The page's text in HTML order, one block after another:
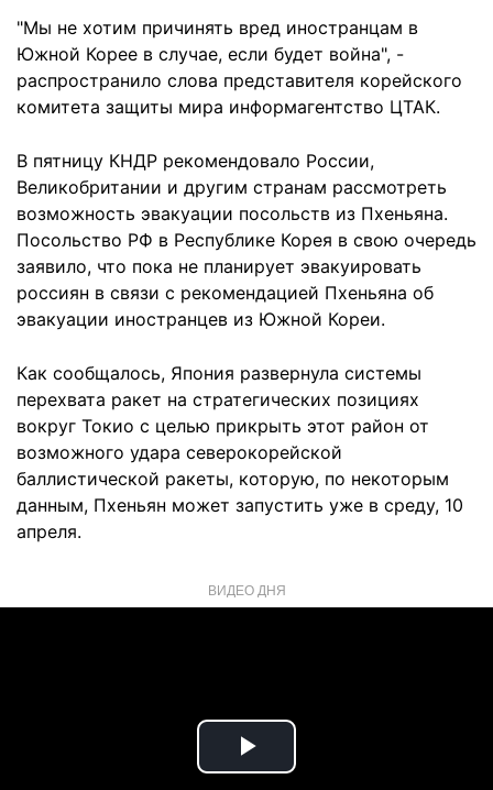
"Мы не хотим причинять вред иностранцам в
Южной Корее в случае, если будет война", -
распространило слова представителя корейского
комитета защиты мира информагентство ЦТАК.
В пятницу КНДР рекомендовало России,
Великобритании и другим странам рассмотреть
возможность эвакуации посольств из Пхеньяна.
Посольство РФ в Республике Корея в свою очередь
заявило, что пока не планирует эвакуировать
россиян в связи с рекомендацией Пхеньяна об
эвакуации иностранцев из Южной Кореи.
Как сообщалось, Япония развернула системы
перехвата ракет на стратегических позициях
вокруг Токио с целью прикрыть этот район от
возможного удара северокорейской
баллистической ракеты, которую, по некоторым
данным, Пхеньян может запустить уже в среду, 10
апреля.
ВИДЕО ДНЯ
Play